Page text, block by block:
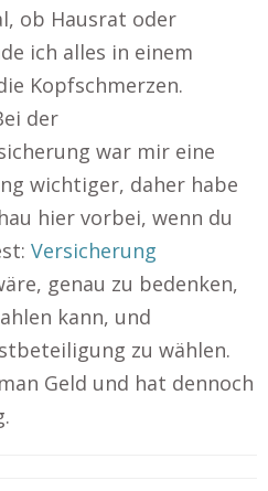
ob Hausrat oder
ich alles in einem
Kopfschmerzen.
der
war mir eine
wichtiger, daher habe
hier vorbei, wenn du
Versicherung
genau zu bedenken,
kann, und
zu wählen.
Geld und hat dennoch